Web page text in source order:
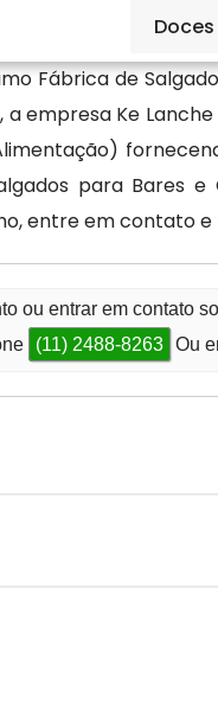
Doces
Fábrica de
a empresa Ke
para Bares
entre em contato
ou entrar em contato
(11) 2488-8263 Ou